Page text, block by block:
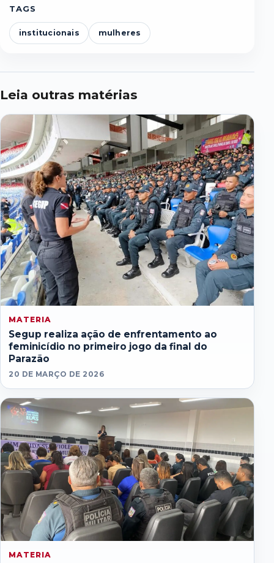
TAGS
institucionais mulheres
Leia outras matérias
MATERIA
Segup realiza ação de enfrentamento ao
feminicídio no primeiro jogo da final do
Parazão
20 DE MARÇO DE 2026
MATERIA